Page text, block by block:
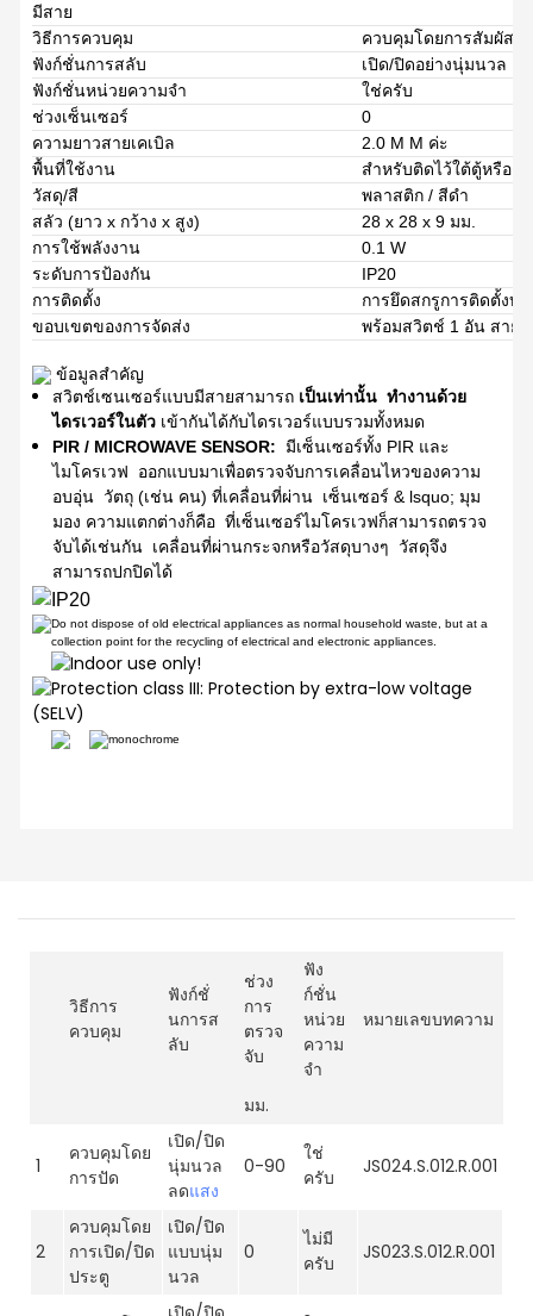
มีสาย
วิธีการควบคุม
ควบคุมโดยการสัมผัส
ฟังก์ชั่นการสลับ
เปิด/ปิดอย่างนุ่มนวล ล
ฟังก์ชั่นหน่วยความจำ
ใช่ครับ
ช่วงเซ็นเซอร์
0
ความยาวสายเคเบิล
2.0 M M ค่ะ
พื้นที่ใช้งาน
สำหรับติดไว้ใต้ตู้หรือชั้
วัสดุ/สี
พลาสติก / สีดำ
สลัว (ยาว x กว้าง x สูง)
28 x 28 x 9 มม.
การใช้พลังงาน
0.1 W
ระดับการป้องกัน
IP20
การติดตั้ง
การยึดสกรูการติดตั้งบ
ขอบเขตของการจัดส่ง
พร้อมสวิตช์ 1 อัน สาย
ข้อมูลสำคัญ
สวิตช์เซนเซอร์แบบมีสายสามารถ เป็นเท่านั้น ทำงานด้วย
ไดรเวอร์ในตัว เข้ากันได้กับไดรเวอร์แบบรวมทั้งหมด
PIR / MICROWAVE SENSOR: มีเซ็นเซอร์ทั้ง PIR และ
ไมโครเวฟ
ออกแบบมาเพื่อตรวจจับการเคลื่อนไหวของความ
อบอุ่น วัตถุ (เช่น คน) ที่เคลื่อนที่ผ่าน เซ็นเซอร์ & lsquo; มุม
มอง ความแตกต่างก็คือ ที่เซ็นเซอร์ไมโครเวฟก็สามารถตรวจ
จับได้เช่นกัน เคลื่อนที่ผ่านกระจกหรือวัสดุบางๆ วัสดุจึง
สามารถปกปิดได้
วิธีการ
ควบคุม
ฟังก์ชั่
นการส
ลับ
ช่วง
การ
ตรวจ
จับ
ฟัง
ก์ชั่น
หน่วย
ความ
จำ
หมายเลขบทความ
มม.
1
ควบคุมโดย
การปัด
เปิด/ปิด
นุ่มนวล
ลดแสง
0-90
ใช่
ครับ
JS024.S.012.R.001
2
ควบคุมโดย
การเปิด/ปิด
ประตู
เปิด/ปิด
แบบนุ่ม
นวล
0
ไม่มี
ครับ
JS023.S.012.R.001